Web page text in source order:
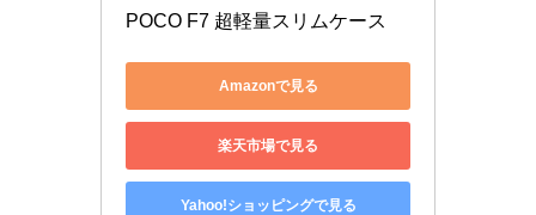
POCO F7 超軽量スリムケース
Amazonで見る
楽天市場で見る
Yahoo!ショッピングで見る